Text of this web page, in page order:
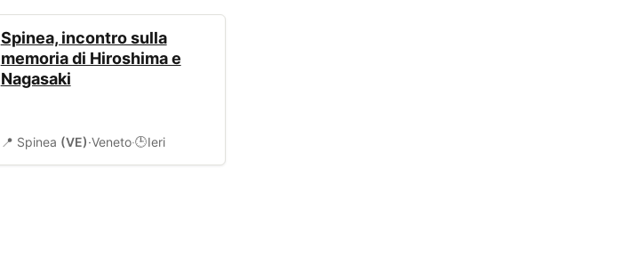
Spinea, incontro sulla
memoria di Hiroshima e
Nagasaki
📍 Spinea (VE)·Veneto·🕒Ieri